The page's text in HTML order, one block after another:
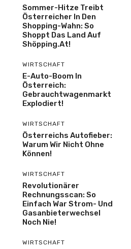
Sommer-Hitze Treibt
Österreicher In Den
Shopping-Wahn: So
Shoppt Das Land Auf
Shöpping.at!
WIRTSCHAFT
E-Auto-Boom In
Österreich:
Gebrauchtwagenmarkt
Explodiert!
WIRTSCHAFT
Österreichs Autofieber:
Warum Wir Nicht Ohne
Können!
WIRTSCHAFT
Revolutionärer
Rechnungsscan: So
Einfach War Strom- Und
Gasanbieterwechsel
Noch Nie!
WIRTSCHAFT